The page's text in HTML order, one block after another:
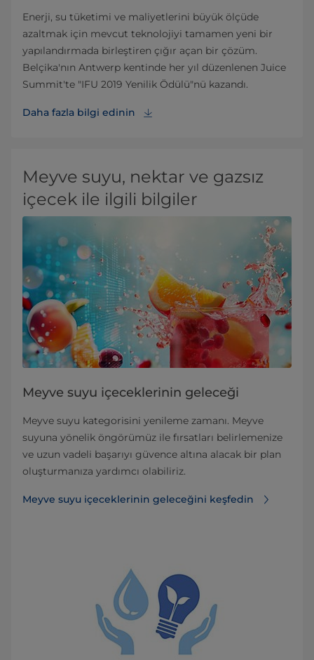
Enerji, su tüketimi ve maliyetlerini büyük ölçüde
azaltmak için mevcut teknolojiyi tamamen yeni bir
yapılandırmada birleştiren çığır açan bir çözüm.
Belçika'nın Antwerp kentinde her yıl düzenlenen Juice
Summit'te "IFU 2019 Yenilik Ödülü"nü kazandı.
Daha fazla bilgi edinin
Meyve suyu, nektar ve gazsız
içecek ile ilgili bilgiler
Meyve suyu içeceklerinin geleceği
Meyve suyu kategorisini yenileme zamanı. Meyve
suyuna yönelik öngörümüz ile fırsatları belirlemenize
ve uzun vadeli başarıyı güvence altına alacak bir plan
oluşturmanıza yardımcı olabiliriz.
Meyve suyu içeceklerinin geleceğini keşfedin